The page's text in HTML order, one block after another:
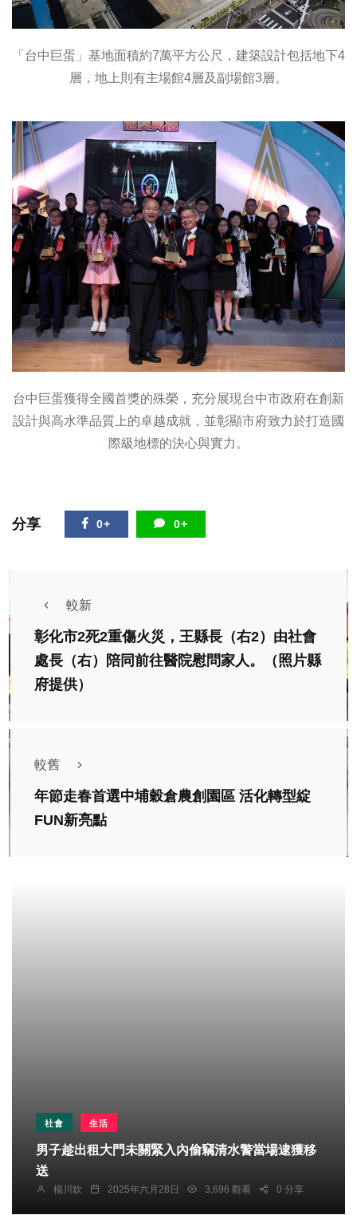
「台中巨蛋」基地面積約7萬平方公尺，建築設計包括地下4
層，地上則有主場館4層及副場館3層。
台中巨蛋獲得全國首獎的殊榮，充分展現台中市政府在創新
設計與高水準品質上的卓越成就，並彰顯市府致力於打造國
際級地標的決心與實力。
分享 0+ 0+
較新
彰化市2死2重傷火災，王縣長（右2）由社會
處長（右）陪同前往醫院慰問家人。（照片縣
府提供）
較舊
年節走春首選中埔穀倉農創園區 活化轉型綻
FUN新亮點
社會 生活
男子趁出租大門未關緊入內偷竊清水警當場逮獲移
送
楊川欽 2025年六月28日 3,696 觀看 0 分享